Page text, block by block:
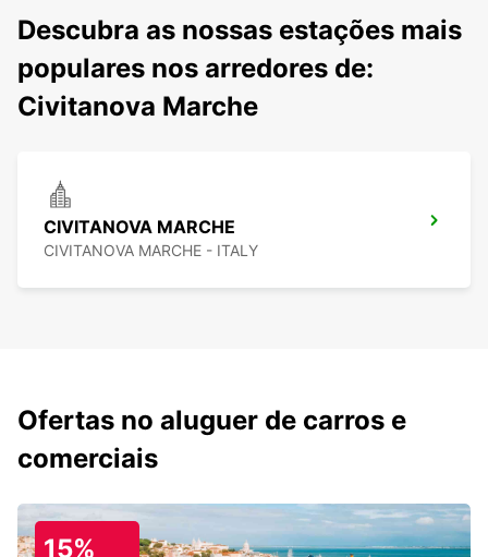
Descubra as nossas estações mais
populares nos arredores de:
Civitanova Marche
CIVITANOVA MARCHE
CIVITANOVA MARCHE - ITALY
Ofertas no aluguer de carros e
comerciais
15%